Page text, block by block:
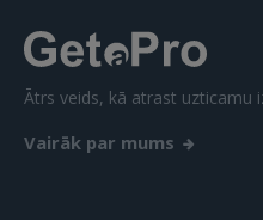
Ātrs veids, kā atrast uzticamu
Vairāk par mums